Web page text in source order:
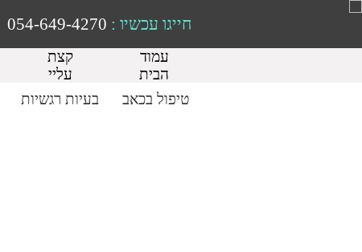
חייגו עכשיו : 054-649-4270
עמוד
הבית
קצת
עליי
טיפול בכאב
בעיות רגשיות